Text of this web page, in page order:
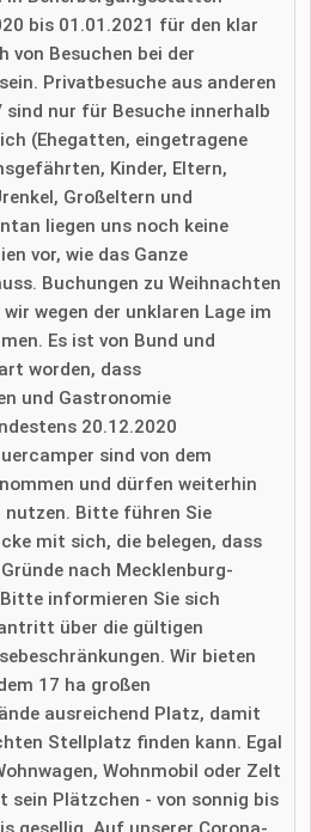
bis 01.01.2021 für den klar
von Besuchen bei der
Privatbesuche aus anderen
sind nur für Besuche innerhalb
(Ehegatten, eingetragene
Kinder, Eltern,
Großeltern und
liegen uns noch keine
vor, wie das Ganze
Buchungen zu Weihnachten
wegen der unklaren Lage im
Es ist von Bund und
worden, dass
und Gastronomie
20.12.2020
sind von dem
und dürfen weiterhin
nutzen. Bitte führen Sie
mit sich, die belegen, dass
nach Mecklenburg-
informieren Sie sich
über die gültigen
Wir bieten
17 ha großen
ausreichend Platz, damit
Stellplatz finden kann. Egal
Wohnmobil oder Zelt
sein Plätzchen - von sonnig bis